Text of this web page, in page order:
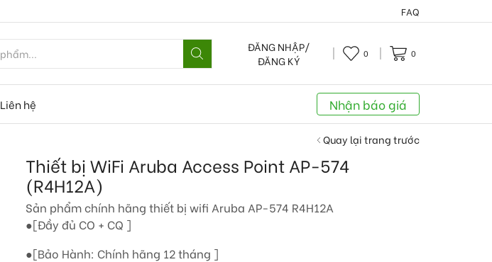
FAQ
ĐĂNG NHẬP/
ĐĂNG KÝ
0 0
Liên hệ Nhận báo giá
Quay lại trang trước
Thiết bị WiFi Aruba Access Point AP-574
(R4H12A)
Sản phẩm chính hãng thiết bị wifi Aruba AP-574 R4H12A
●[Đầy đủ CO + CQ ]
●[Bảo Hành: Chính hãng 12 tháng ]